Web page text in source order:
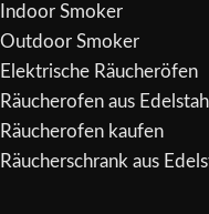
Indoor Smoker
Outdoor Smoker
Elektrische Räucheröfen
Räucherofen aus Edelstahl
Räucherofen kaufen
Räucherschrank aus